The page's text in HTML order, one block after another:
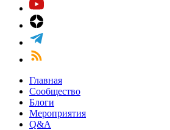
Главная
Сообщество
Блоги
Мероприятия
Q&A